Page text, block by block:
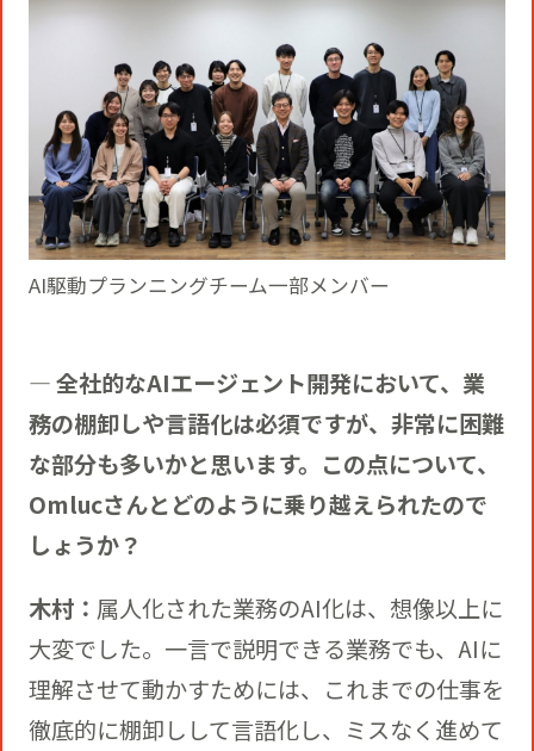
AI駆動プランニングチーム一部メンバー
― 全社的なAIエージェント開発において、業
務の棚卸しや言語化は必須ですが、非常に困難
な部分も多いかと思います。この点について、
Omlucさんとどのように乗り越えられたので
しょうか？
木村： 属人化された業務のAI化は、想像以上に
大変でした。一言で説明できる業務でも、AIに
理解させて動かすためには、これまでの仕事を
徹底的に棚卸しして言語化し、ミスなく進めて